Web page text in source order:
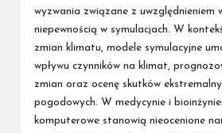
wyzwania związane z uwzględnieniem
niepewnością w symulacjach. W
zmian klimatu, modele symulacyjne
wpływu czynników na klimat,
zmian oraz ocenę skutków
pogodowych. W medycynie i
komputerowe stanowią nieocenione